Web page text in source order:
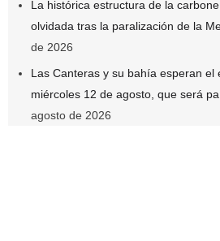
La histórica estructura de la
olvidada tras la paralización de la
de 2026
Las Canteras y su bahía esperan el
miércoles 12 de agosto, que será
agosto de 2026